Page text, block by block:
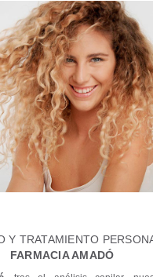
Y TRATAMIENTO
FARMACIA AMADÓ